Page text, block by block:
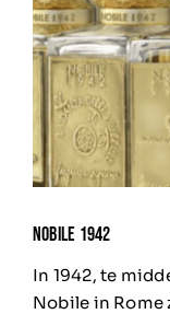
NOBILE 1942
In 1942, te
Nobile in Rome